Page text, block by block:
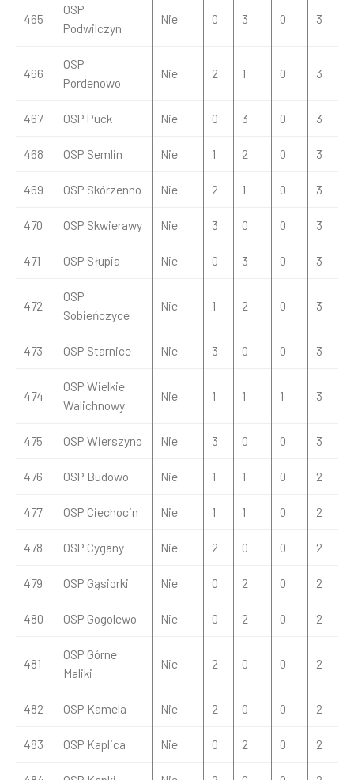
465
OSP
Podwilczyn
Nie 0 3 0 3
466
OSP
Pordenowo
Nie 2 1 0 3
467 OSP Puck Nie 0 3 0 3
468 OSP Semlin Nie 1 2 0 3
469 OSP Skórzenno Nie 2 1 0 3
470 OSP Skwierawy Nie 3 0 0 3
471 OSP Słupia Nie 0 3 0 3
472
OSP
Sobieńczyce
Nie 1 2 0 3
473 OSP Starnice Nie 3 0 0 3
474
OSP Wielkie
Walichnowy
Nie 1 1 1 3
475 OSP Wierszyno Nie 3 0 0 3
476 OSP Budowo Nie 1 1 0 2
477 OSP Ciechocin Nie 1 1 0 2
478 OSP Cygany Nie 2 0 0 2
479 OSP Gąsiorki Nie 0 2 0 2
480 OSP Gogolewo Nie 0 2 0 2
481
OSP Górne
Maliki
Nie 2 0 0 2
482 OSP Kamela Nie 2 0 0 2
483 OSP Kaplica Nie 0 2 0 2